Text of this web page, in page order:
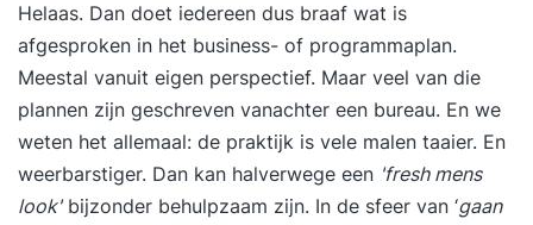
Helaas. Dan doet iedereen dus braaf wat is
afgesproken in het business- of programmaplan.
Meestal vanuit eigen perspectief. Maar veel van die
plannen zijn geschreven vanachter een bureau. En we
weten het allemaal: de praktijk is vele malen taaier. En
weerbarstiger. Dan kan halverwege een 'fresh mens
look'bijzonder behulpzaam zijn. In de sfeer van ‘gaan